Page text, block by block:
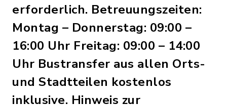
erforderlich. Betreuungszeiten:
Montag – Donnerstag: 09:00 –
16:00 Uhr Freitag: 09:00 – 14:00
Uhr Bustransfer aus allen Orts-
und Stadtteilen kostenlos
inklusive. Hinweis zur